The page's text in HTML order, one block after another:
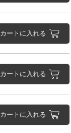
カートに入れる
カートに入れる
カートに入れる